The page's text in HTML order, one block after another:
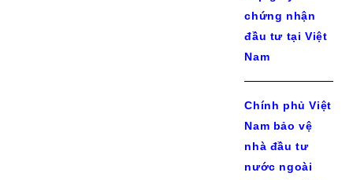
chứng nhận
đầu tư tại Việt
Nam
Chính phủ Việt
Nam bảo vệ
nhà đầu tư
nước ngoài